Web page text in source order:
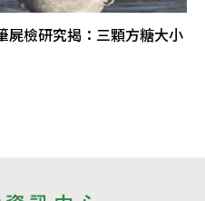
屍檢研究揭：三顆方糖大小